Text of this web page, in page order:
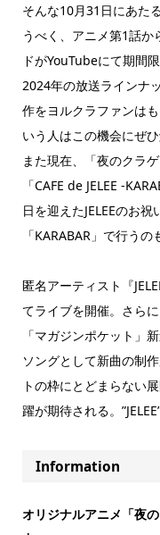
そんな10月31日にあた
うべく、アニメ第1話か
ドがYouTubeにて期間
2024年の放送ラインナ
作をヨルクラファンは
いう人はこの機会にぜひ
また現在、「夜のクラ
「CAFE de JELEE -
日を迎えたJELEEのお
「KARABAR」で行うの
匿名アーティスト『
てライブを開催。さら
「マガジンポケット」
ソングとして新曲の制
トの枠にとどまらない
躍が期待される。
Information
オリジナルアニメ「夜